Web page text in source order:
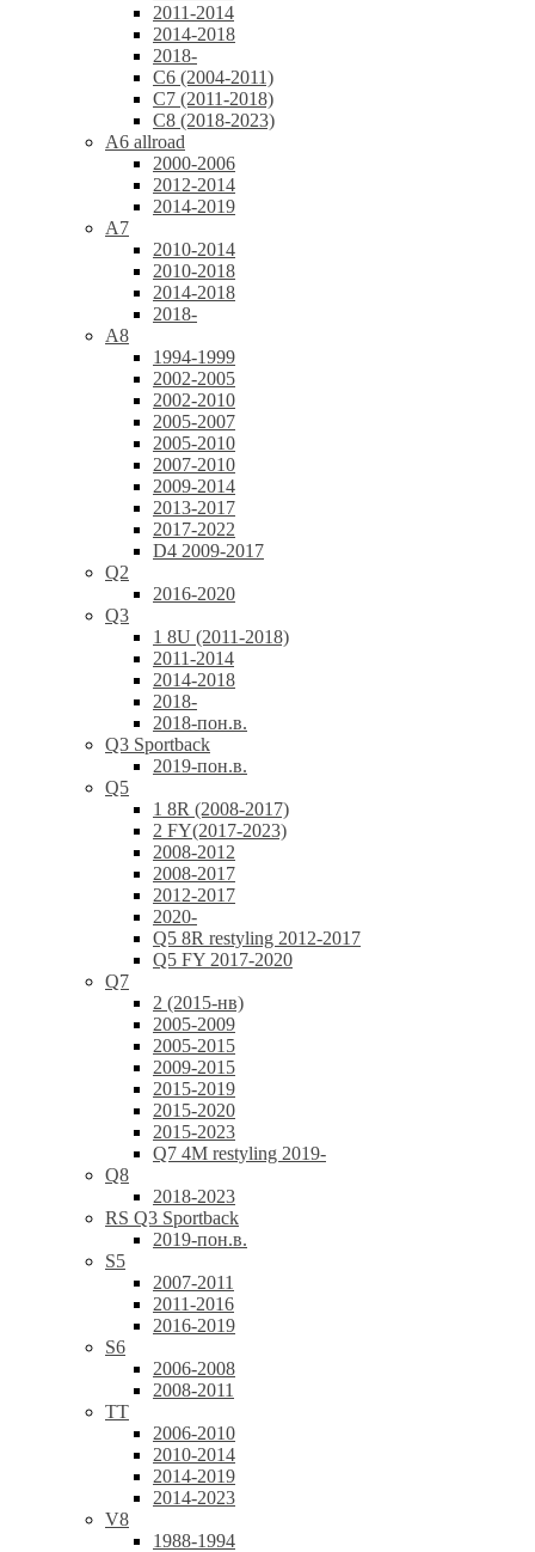
2011-2014
2014-2018
2018-
C6 (2004-2011)
C7 (2011-2018)
C8 (2018-2023)
A6 allroad
2000-2006
2012-2014
2014-2019
A7
2010-2014
2010-2018
2014-2018
2018-
A8
1994-1999
2002-2005
2002-2010
2005-2007
2005-2010
2007-2010
2009-2014
2013-2017
2017-2022
D4 2009-2017
Q2
2016-2020
Q3
1 8U (2011-2018)
2011-2014
2014-2018
2018-
2018-пон.в.
Q3 Sportback
2019-пон.в.
Q5
1 8R (2008-2017)
2 FY(2017-2023)
2008-2012
2008-2017
2012-2017
2020-
Q5 8R restyling 2012-2017
Q5 FY 2017-2020
Q7
2 (2015-нв)
2005-2009
2005-2015
2009-2015
2015-2019
2015-2020
2015-2023
Q7 4M restyling 2019-
Q8
2018-2023
RS Q3 Sportback
2019-пон.в.
S5
2007-2011
2011-2016
2016-2019
S6
2006-2008
2008-2011
TT
2006-2010
2010-2014
2014-2019
2014-2023
V8
1988-1994